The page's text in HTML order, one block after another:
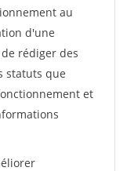
au
d'une
rédiger des
statuts que
et